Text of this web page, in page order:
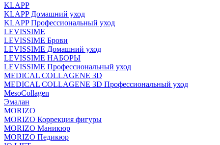
KLAPP
KLAPP Домашний уход
KLAPP Профессиональный уход
LEVISSIME
LEVISSIME Брови
LEVISSIME Домашний уход
LEVISSIME НАБОРЫ
LEVISSIME Профессиональный уход
MEDICAL COLLAGENE 3D
MEDICAL COLLAGENE 3D Профессиональный уход
MesoCollagen
Эмалан
MORIZO
MORIZO Коррекция фигуры
MORIZO Маникюр
MORIZO Педикюр